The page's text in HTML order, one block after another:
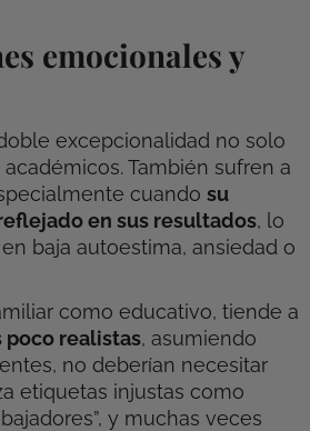
emocionales y
excepcionalidad no solo
También sufren a
cuando su
en sus resultados, lo
baja autoestima, ansiedad o
como educativo, tiende a
realistas, asumiendo
no deberían necesitar
etiquetas injustas como
y muchas veces